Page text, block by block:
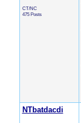
CT/NC
475 Posts
NTbatdacdi